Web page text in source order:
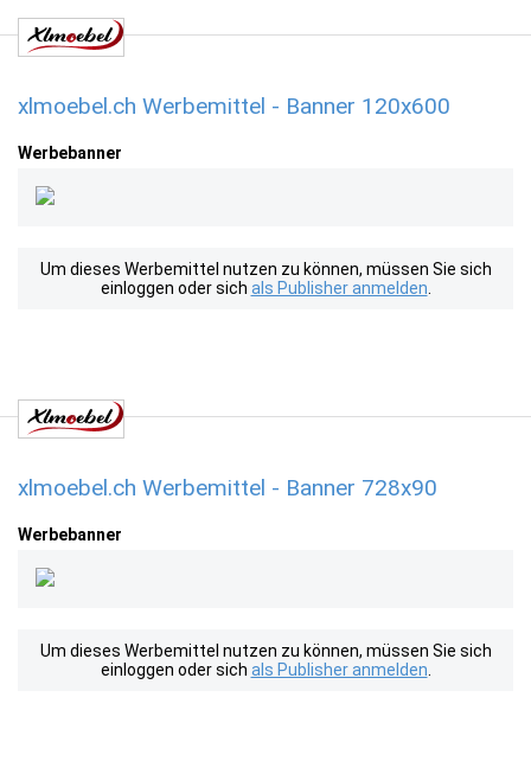
xlmoebel.ch Werbemittel - Banner 120x600
Werbebanner
Um dieses Werbemittel nutzen zu können, müssen Sie sich
einloggen oder sich als Publisher anmelden
xlmoebel.ch Werbemittel - Banner 728x90
Werbebanner
Um dieses Werbemittel nutzen zu können, müssen Sie sich
einloggen oder sich als Publisher anmelden